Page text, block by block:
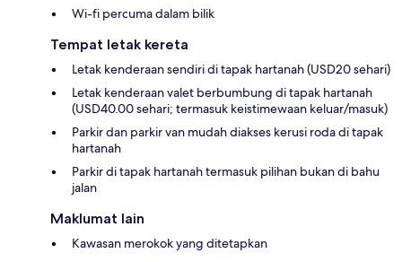
Wi-fi percuma dalam bilik
Tempat letak kereta
Letak kenderaan sendiri di tapak hartanah (USD20 sehari)
Letak kenderaan valet berbumbung di tapak hartanah
(USD40.00 sehari; termasuk keistimewaan keluar/masuk)
Parkir dan parkir van mudah diakses kerusi roda di tapak
hartanah
Parkir di tapak hartanah termasuk pilihan bukan di bahu
jalan
Maklumat lain
Kawasan merokok yang ditetapkan